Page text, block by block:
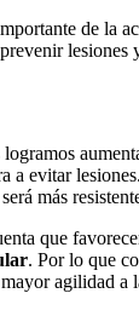
de la
lesiones
a evitar
más
que
. Por lo que
agilidad a